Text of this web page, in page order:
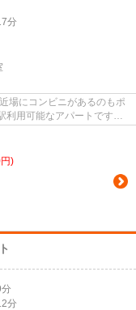
分
場にコンビニがあるのもポ
利用可能なアパートです。
)
分
分